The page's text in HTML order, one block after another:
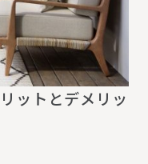
ットとデメリッ